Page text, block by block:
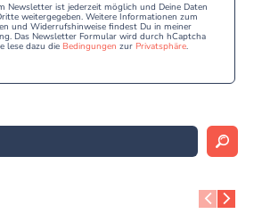
Newsletter ist jederzeit möglich und Deine Daten
weitergegeben. Weitere Informationen zum
und Widerrufshinweise findest Du in meiner
Das Newsletter Formular wird durch hCaptcha
lese dazu die Bedingungen zur Privatsphäre.